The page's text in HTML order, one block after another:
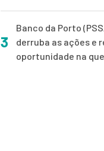
3
Banco da Porto
derruba as ações e
oportunidade na